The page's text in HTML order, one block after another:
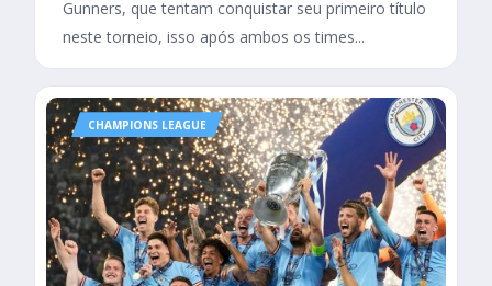
Gunners, que tentam conquistar seu primeiro título
neste torneio, isso após ambos os times...
CHAMPIONS LEAGUE